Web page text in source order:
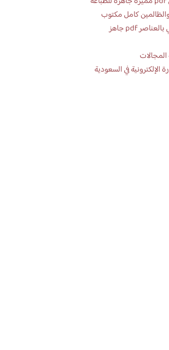
كامل مكتوب
تقرير عن الانفجار السكاني بالعناصر pdf جاهز
في السعودية